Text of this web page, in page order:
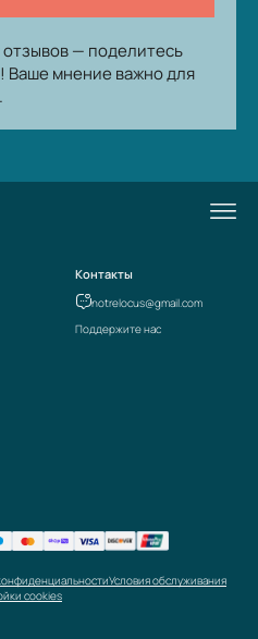
— поделитесь
Ваше мнение важно для
Контакты
notrelocus@gmail.com
Поддержите нас
Условия обслуживания
cookies